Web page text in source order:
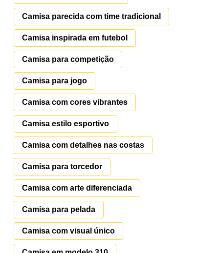
Camisa parecida com time tradicional
Camisa inspirada em futebol
Camisa para competição
Camisa para jogo
Camisa com cores vibrantes
Camisa estilo esportivo
Camisa com detalhes nas costas
Camisa para torcedor
Camisa com arte diferenciada
Camisa para pelada
Camisa com visual único